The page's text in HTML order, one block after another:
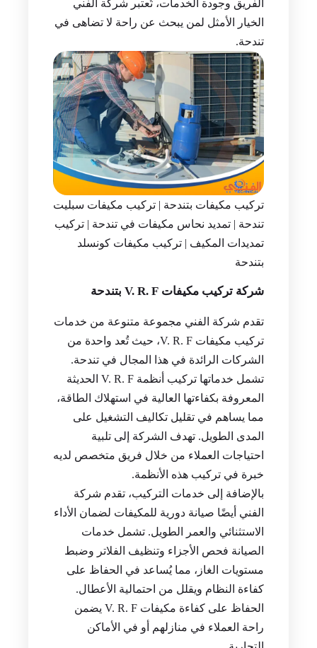
الفريق وجودة الخدمات، تُعتبر شركة الفني
الخيار الأمثل لمن يبحث عن راحة لا تضاهى في
تندحة.
تركيب مكيفات بتندحة | تركيب مكيفات سبليت
تندحة | تمديد نحاس مكيفات في تندحة | تركيب
تمديدات المكيف | تركيب مكيفات كونسلد
بتندحة
شركة تركيب مكيفات V. R. F بتندحة
تقدم شركة الفني مجموعة متنوعة من خدمات
تركيب مكيفات V. R. F، حيث تُعد واحدة من
الشركات الرائدة في هذا المجال في تندحة.
تشمل خدماتها تركيب أنظمة V. R. F الحديثة
المعروفة بكفاءتها العالية في استهلاك الطاقة،
مما يساهم في تقليل تكاليف التشغيل على
المدى الطويل. تهدف الشركة إلى تلبية
احتياجات العملاء من خلال فريق متخصص لديه
خبرة في تركيب هذه الأنظمة.
بالإضافة إلى خدمات التركيب، تقدم شركة
الفني أيضًا صيانة دورية للمكيفات لضمان الأداء
الاستثنائي والعمر الطويل. تشمل خدمات
الصيانة فحص الأجزاء وتنظيف الفلاتر وضبط
مستويات الغاز، مما يُساعد في الحفاظ على
كفاءة النظام ويقلل من احتمالية الأعطال.
الحفاظ على كفاءة مكيفات V. R. F يضمن
راحة العملاء في منازلهم أو في الأماكن